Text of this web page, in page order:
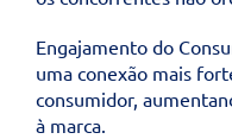
Engajamento do
uma conexão mais
consumidor,
à marca.